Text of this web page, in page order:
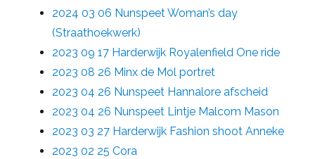
2024 03 06 Nunspeet Woman’s day
(Straathoekwerk)
2023 09 17 Harderwijk Royalenfield One ride
2023 08 26 Minx de Mol portret
2023 04 26 Nunspeet Hannalore afscheid
2023 04 26 Nunspeet Lintje Malcom Mason
2023 03 27 Harderwijk Fashion shoot Anneke
2023 02 25 Cora